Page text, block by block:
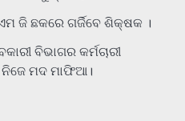
ଜି ଛକରେ ଗର୍ଜିବେ ଶିକ୍ଷକ ।
ବିଭାଗର କର୍ମଚାରୀ
ମଦ ମାଫିଆ।